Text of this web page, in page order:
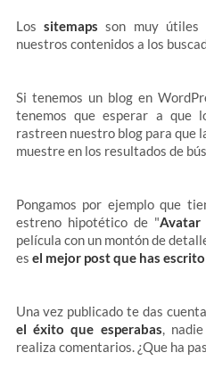
Los sitemaps son muy
nuestros contenidos a los
Si tenemos un blog en
tenemos que esperar a que
rastreen nuestro blog para que
muestre en los resultados de
Pongamos por ejemplo que
estreno hipotético de "Avatar
película con un montón de
es el mejor post que has
Una vez publicado te das
el éxito que esperabas,
realiza comentarios. ¿Que ha